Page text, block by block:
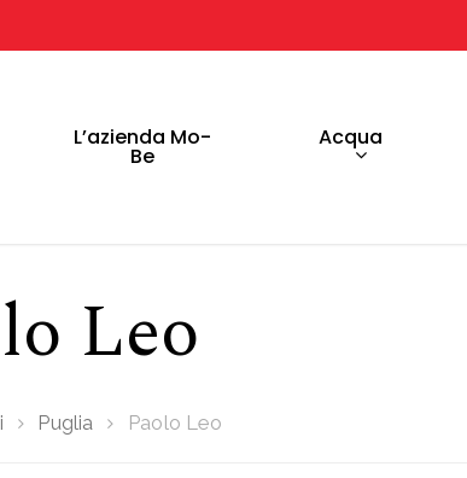
enter to search or ESC to close
L’azienda Mo-
Be
Acqua
Leo
Puglia Paolo Leo